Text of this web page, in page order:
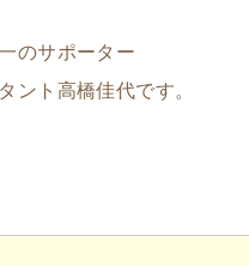
のサポーター
ント高橋佳代です。